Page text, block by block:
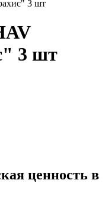
3 шт
ценность в